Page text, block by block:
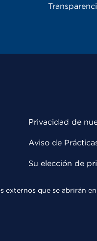
Privacidad de
Aviso de
Su elección de
externos que se abrirán